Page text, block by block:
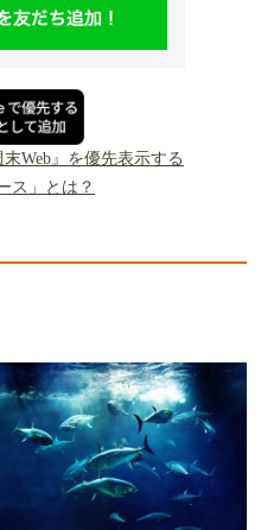
Web』を優先表示する
ス」とは？